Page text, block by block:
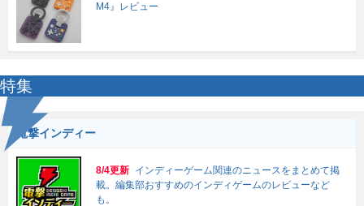
M4』レビュー
特集
電撃インディー
8/4更新 インディーゲーム関連のニュースをまとめて掲
載。編集部おすすめのインディゲームのレビューなど
も。